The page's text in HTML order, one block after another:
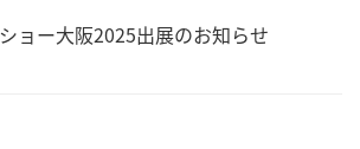
ョー大阪2025出展のお知らせ